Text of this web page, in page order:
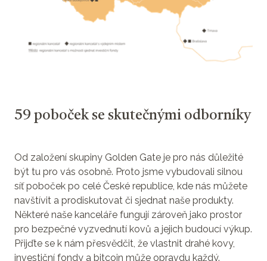
59 poboček se skutečnými odborníky
Od založení skupiny Golden Gate je pro nás důležité
být tu pro vás osobně. Proto jsme vybudovali silnou
síť poboček po celé České republice, kde nás můžete
navštívit a prodiskutovat či sjednat naše produkty.
Některé naše kanceláře fungují zároveň jako prostor
pro bezpečné vyzvednutí kovů a jejich budoucí výkup.
Přijďte se k nám přesvědčit, že vlastnit drahé kovy,
investiční fondy a bitcoin může opravdu každý.